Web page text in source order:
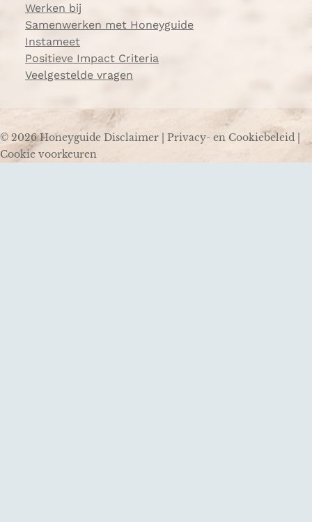
Werken bij
Samenwerken met Honeyguide
Instameet
Positieve Impact Criteria
Veelgestelde vragen
© 2026 Honeyguide Disclaimer Privacy- en Cookiebeleid
Cookie voorkeuren